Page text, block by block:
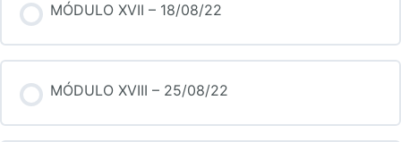
MÓDULO XVII – 18/08/22
MÓDULO XVIII – 25/08/22